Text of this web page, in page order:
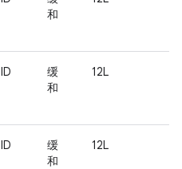
和
ID
缓
和
12L
ID
缓
和
12L